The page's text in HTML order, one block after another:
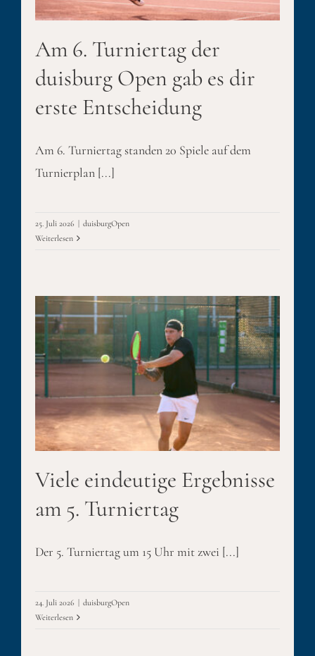
Am 6. Turniertag der
duisburg Open gab es dir
erste Entscheidung
Am 6. Turniertag standen 20 Spiele auf dem
Turnierplan [...]
25. Juli 2026
duisburgOpen
Weiterlesen
Viele eindeutige Ergebnisse
am 5. Turniertag
Der 5. Turniertag um 15 Uhr mit zwei [...]
24. Juli 2026 | duisburgOpen
Weiterlesen